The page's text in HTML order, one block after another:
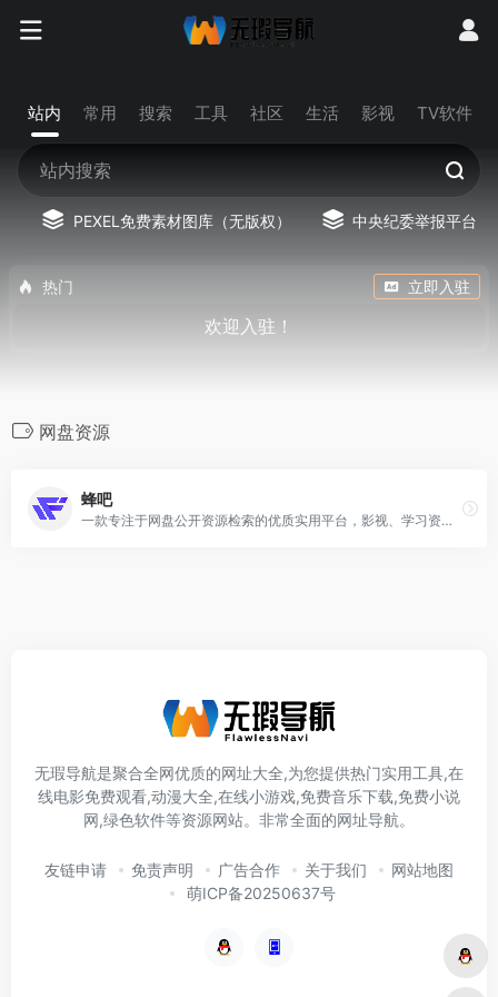
站内 常用 搜索 工具 社区 生活 影视 TV软件
PEXEL免费素材图库（无版权） 中央纪委举报平台
热门 立即入驻
欢迎入驻！
网盘资源
蜂吧
一款专注于网盘公开资源检索的优质实用平台，影视、学习资源、课程、PPT 、设计素材等资源一搜即得，满足多元需求，是资源搜索的优质之选。
无瑕导航是聚合全网优质的网址大全,为您提供热门实用工具,在
线电影免费观看,动漫大全,在线小游戏,免费音乐下载,免费小说
网,绿色软件等资源网站。非常全面的网址导航。
友链申请 免责声明 广告合作 关于我们
网站地图
萌ICP备20250637号